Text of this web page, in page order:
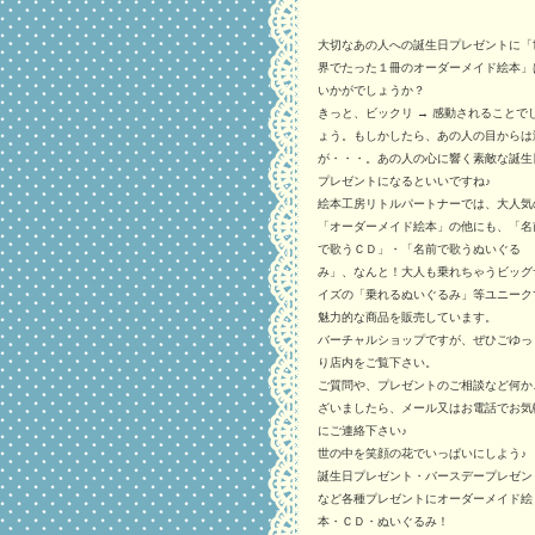
大切なあの人への誕生日プレゼントに「
界でたった１冊のオーダーメイド絵本」
いかがでしょうか？
きっと、ビックリ → 感動されることでし
ょう。もしかしたら、あの人の目からは
が・・・。あの人の心に響く素敵な誕生
プレゼントになるといいですね♪
絵本工房リトルパートナーでは、大人気
「オーダーメイド絵本」の他にも、「名
で歌うＣＤ」・「名前で歌うぬいぐる
み」、なんと！大人も乗れちゃうビッグ
イズの「乗れるぬいぐるみ」等ユニーク
魅力的な商品を販売しています。
バーチャルショップですが、ぜひごゆっ
り店内をご覧下さい。
ご質問や、プレゼントのご相談など何か
ざいましたら、メール又はお電話でお気
にご連絡下さい♪
世の中を笑顔の花でいっぱいにしよう♪
誕生日プレゼント・バースデープレゼン
など各種プレゼントにオーダーメイド絵
本・ＣＤ・ぬいぐるみ！